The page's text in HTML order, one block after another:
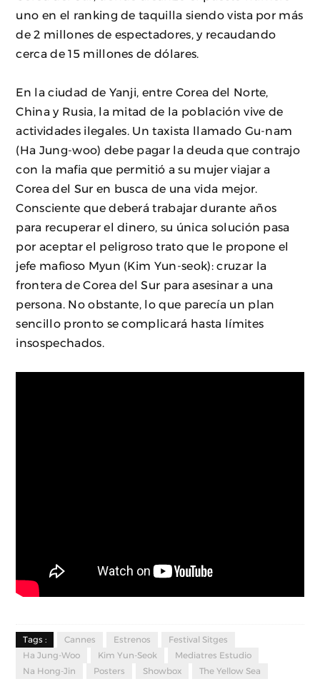
uno en el ranking de taquilla siendo vista por más
de 2 millones de espectadores, y recaudando
cerca de 15 millones de dólares.
En la ciudad de Yanji, entre Corea del Norte,
China y Rusia, la mitad de la población vive de
actividades ilegales. Un taxista llamado Gu-nam
(Ha Jung-woo) debe pagar la deuda que contrajo
con la mafia que permitió a su mujer viajar a
Corea del Sur en busca de una vida mejor.
Consciente que deberá trabajar durante años
para recuperar el dinero, su única solución pasa
por aceptar el peligroso trato que le propone el
jefe mafioso Myun (Kim Yun-seok): cruzar la
frontera de Corea del Sur para asesinar a una
persona. No obstante, lo que parecía un plan
sencillo pronto se complicará hasta límites
insospechados.
Tags : Cannes Estrenos
Festival Sitges
Ha Jung-Woo
Kim Yun-Seok
Mediatres Estudio
Na Hong-Jin
Posters Showbox The Yellow Sea